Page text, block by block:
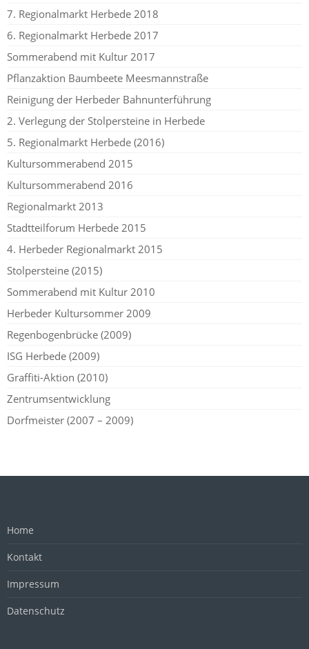
7. Regionalmarkt Herbede 2018
6. Regionalmarkt Herbede 2017
Sommerabend mit Kultur 2017
Pflanzaktion Baumbeete Meesmannstraße
Reinigung der Herbeder Bahnunterführung
2. Verlegung der Stolpersteine in Herbede
5. Regionalmarkt Herbede (2016)
Kultursommerabend 2015
Kultursommerabend 2016
Regionalmarkt 2013
Stadtteilforum Herbede 2015
4. Herbeder Regionalmarkt 2015
Stolpersteine (2015)
Sommerabend mit Kultur 2010
Herbeder Kultursommer 2009
Regenbogenbrücke (2009)
ISG Herbede (2009)
Graffiti-Aktion (2010)
Zentrumsentwicklung
Dorfmeister (2007 – 2009)
Home
Kontakt
Impressum
Datenschutz